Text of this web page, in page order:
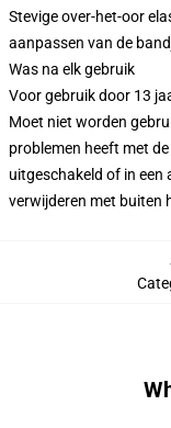
Stevige over-het-oor
aanpassen van de
Was na elk gebruik
Voor gebruik door 13
Moet niet worden
problemen heeft met
uitgeschakeld of in een
verwijderen met buiten